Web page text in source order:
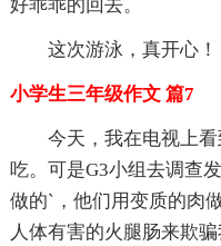
好乖乖的回去。
这次游泳，真开心！
小学生三年级作文 篇7
今天，我在电视上
吃。可是G3小组去调查
做的`，他们用变质的肉
人体有害的火腿肠来欺